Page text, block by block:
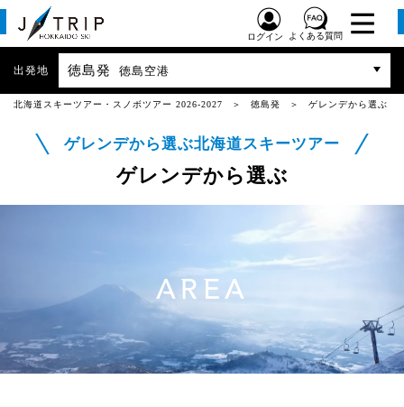
ログイン よくある質問
出発地 徳島発 徳島空港
北海道スキーツアー・スノボツアー 2026-2027 徳島発 ゲレンデから選ぶ
ゲレンデから選ぶ北海道スキーツアー
ゲレンデから選ぶ
AREA